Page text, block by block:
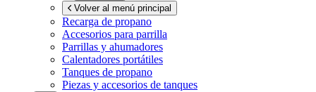
Volver al menú principal
Recarga de propano
Accesorios para parrilla
Parrillas y ahumadores
Calentadores portátiles
Tanques de propano
Piezas y accesorios de tanques